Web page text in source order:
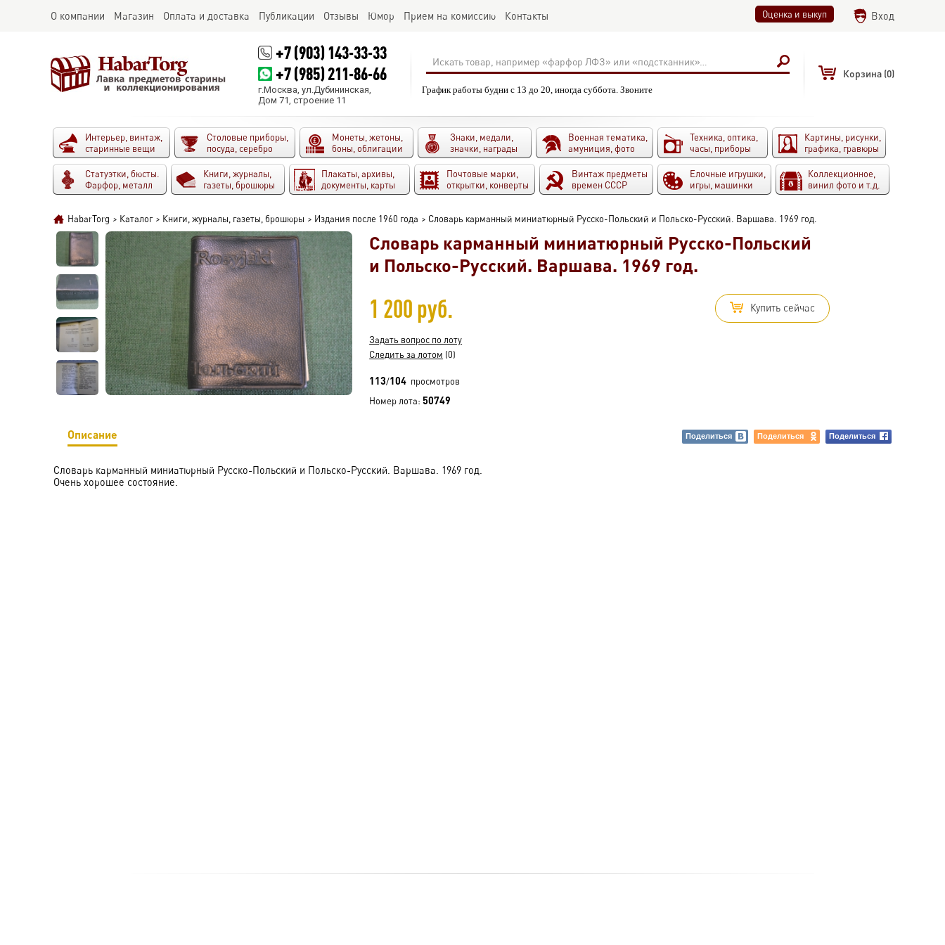
О компании Магазин Оплата и доставка Публикации Отзывы Юмор Прием на комиссию Контакты Оценка и выкуп Вход
+7 (903) 143-33-33
+7 (985) 211-86-66
г.Москва, ул.Дубининская,
Дом 71, строение 11
График работы будни с 13 до 20, иногда суббота. Звоните
Корзина (0)
Интерьер, винтаж,
старинные вещи
Столовые приборы,
посуда, серебро
Монеты, жетоны,
боны, облигации
Знаки, медали,
значки, награды
Военная тематика,
амуниция, фото
Техника, оптика,
часы, приборы
Картины, рисунки,
графика, гравюры
Статуэтки, бюсты.
Фарфор, металл
Книги, журналы,
газеты, брошюры
Плакаты, архивы,
документы, карты
Почтовые марки,
открытки, конверты
Винтаж предметы
времен СССР
Елочные игрушки,
игры, машинки
Коллекционное,
винил фото и т.д.
HabarTorg > Каталог > Книги, журналы, газеты, брошюры > Издания после 1960 года > Словарь карманный миниатюрный Русско-Польский и Польско-Русский. Варшава. 1969 год.
Словарь карманный миниатюрный Русско-Польский
и Польско-Русский. Варшава. 1969 год.
1 200 руб. Купить сейчас
Задать вопрос по лоту
Следить за лотом (0)
113/104 просмотров
Номер лота: 50749
Описание Поделиться Поделиться Поделиться
Словарь карманный миниатюрный Русско-Польский и Польско-Русский. Варшава. 1969 год.
Очень хорошее состояние.